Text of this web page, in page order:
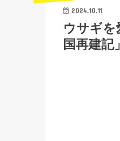
2024.10.11
ウサギ
国再建記